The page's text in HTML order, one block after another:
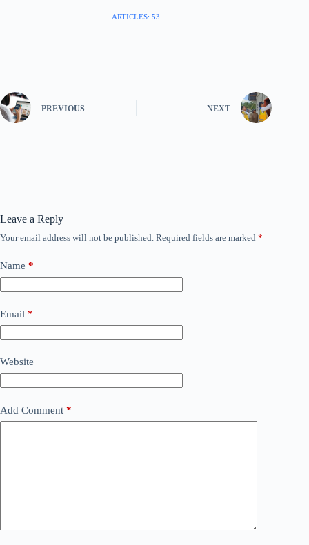
ARTICLES: 53
PREVIOUS NEXT
Leave a Reply
Your email address will not be published. Required fields are marked *
Name *
Email *
Website
Add Comment *